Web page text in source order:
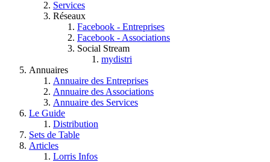
Services
Réseaux
Facebook - Entreprises
Facebook - Associations
Social Stream
mydistri
Annuaires
Annuaire des Entreprises
Annuaire des Associations
Annuaire des Services
Le Guide
Distribution
Sets de Table
Articles
Lorris Infos